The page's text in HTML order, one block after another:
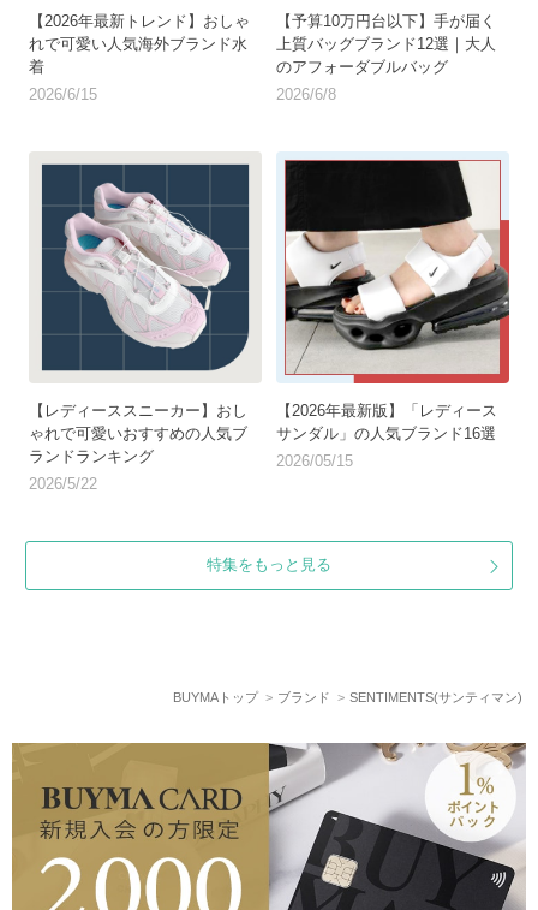
【2026年最新トレンド】おしゃ
れで可愛い人気海外ブランド水
着
2026/6/15
【予算10万円台以下】手が届く
上質バッグブランド12選｜大人
のアフォーダブルバッグ
2026/6/8
【レディーススニーカー】おし
ゃれで可愛いおすすめの人気ブ
ランドランキング
2026/5/22
【2026年最新版】「レディース
サンダル」の人気ブランド16選
2026/05/15
特集をもっと見る
BUYMAトップ ブランド SENTIMENTS(サンティマン)